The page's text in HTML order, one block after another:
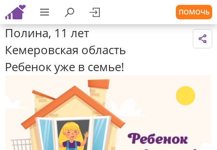
ПОМОЧЬ
Полина, 11 лет
Кемеровская область
Ребенок уже в семье!